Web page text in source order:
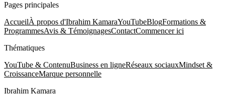
Pages principales
AccueilÀ propos d'Ibrahim KamaraYouTubeBlogFormations &
ProgrammesAvis & TémoignagesContactCommencer ici
Thématiques
YouTube & ContenuBusiness en ligneRéseaux sociauxMindset &
CroissanceMarque personnelle
Ibrahim Kamara